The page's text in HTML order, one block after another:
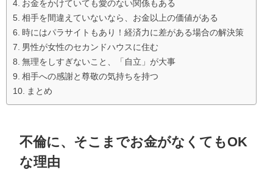
お金をかけていても愛のない関係もある
相手を間違えていないなら、お金以上の価値がある
時にはパラサイトもあり！経済力に差がある場合の解決策
男性が女性のセカンドハウスに住む
無理をしすぎないこと、「自立」が大事
相手への感謝と尊敬の気持ちを持つ
まとめ
不倫に、そこまでお金がなくてもOK
な理由